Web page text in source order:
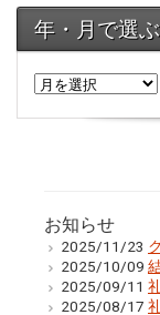
年・月で選ぶ
年・
で
お知らせ
2025/11/23
2025/10/09
2025/09/11
2025/08/17